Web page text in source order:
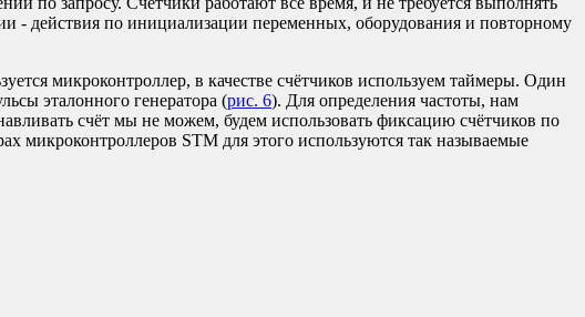
- действия по инициализации переменных, оборудования и повторному
микроконтроллер, в качестве счётчиков используем таймеры. Один
эталонного генератора (рис. 6). Для определения частоты, нам
счёт мы не можем, будем использовать фиксацию счётчиков по
микроконтроллеров STM для этого используются так называемые